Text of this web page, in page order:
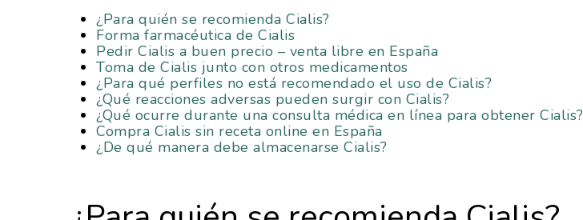
¿Para quién se recomienda Cialis?
Forma farmacéutica de Cialis
Pedir Cialis a buen precio – venta libre en España
Toma de Cialis junto con otros medicamentos
¿Para qué perfiles no está recomendado el uso de Cialis?
¿Qué reacciones adversas pueden surgir con Cialis?
¿Qué ocurre durante una consulta médica en línea para obtener Cialis?
Compra Cialis sin receta online en España
¿De qué manera debe almacenarse Cialis?